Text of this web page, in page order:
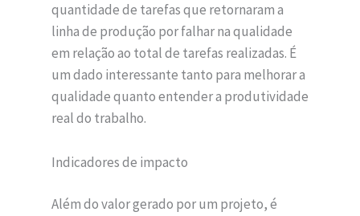
quantidade de tarefas que retornaram a
linha de produção por falhar na qualidade
em relação ao total de tarefas realizadas. É
um dado interessante tanto para melhorar a
qualidade quanto entender a produtividade
real do trabalho.
Indicadores de impacto
Além do valor gerado por um projeto, é